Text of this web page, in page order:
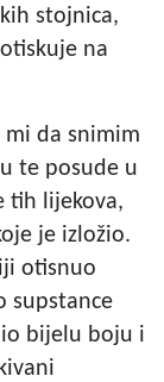
stojnica,
na
mi da snimim
te posude u
tih lijekova,
je izložio.
otisnuo
supstance
bijelu boju i